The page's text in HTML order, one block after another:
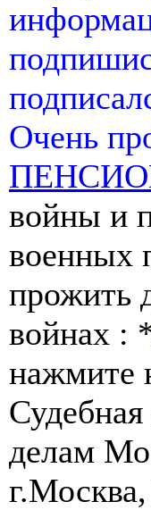
Очень
войны и
военных
прожить
войнах :
нажмите
делам